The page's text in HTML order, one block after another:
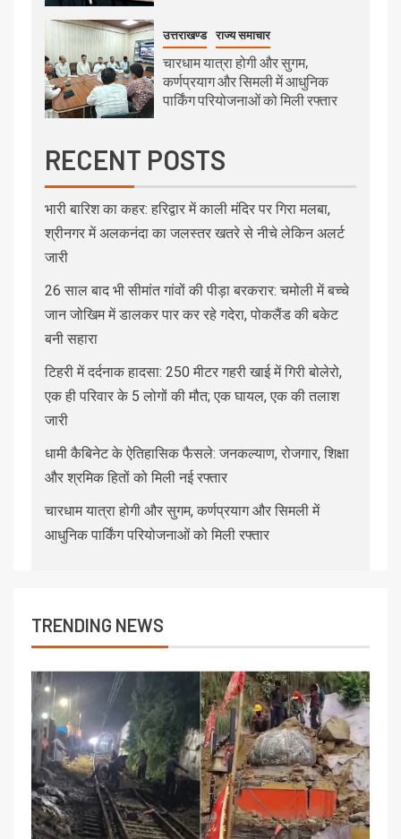
उत्तराखण्ड राज्य समाचार
चारधाम यात्रा होगी और सुगम,
कर्णप्रयाग और सिमली में आधुनिक
पार्किंग परियोजनाओं को मिली रफ्तार
RECENT POSTS
भारी बारिश का कहर: हरिद्वार में काली मंदिर पर गिरा मलबा,
श्रीनगर में अलकनंदा का जलस्तर खतरे से नीचे लेकिन अलर्ट
जारी
26 साल बाद भी सीमांत गांवों की पीड़ा बरकरार: चमोली में बच्चे
जान जोखिम में डालकर पार कर रहे गदेरा, पोकलैंड की बकेट
बनी सहारा
टिहरी में दर्दनाक हादसा: 250 मीटर गहरी खाई में गिरी बोलेरो,
एक ही परिवार के 5 लोगों की मौत; एक घायल, एक की तलाश
जारी
धामी कैबिनेट के ऐतिहासिक फैसले: जनकल्याण, रोजगार, शिक्षा
और श्रमिक हितों को मिली नई रफ्तार
चारधाम यात्रा होगी और सुगम, कर्णप्रयाग और सिमली में
आधुनिक पार्किंग परियोजनाओं को मिली रफ्तार
TRENDING NEWS